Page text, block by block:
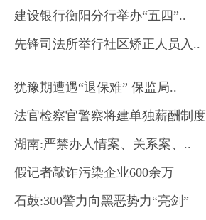
建设银行衡阳分行举办“五四”..
先锋司法所举行社区矫正人员入..
犹豫期遭遇“退保难” 保监局..
法官检察官警察将建单独薪酬制度
湖南:严禁办人情案、关系案、..
假记者敲诈污染企业600余万
石鼓:300警力向黑恶势力“亮剑”